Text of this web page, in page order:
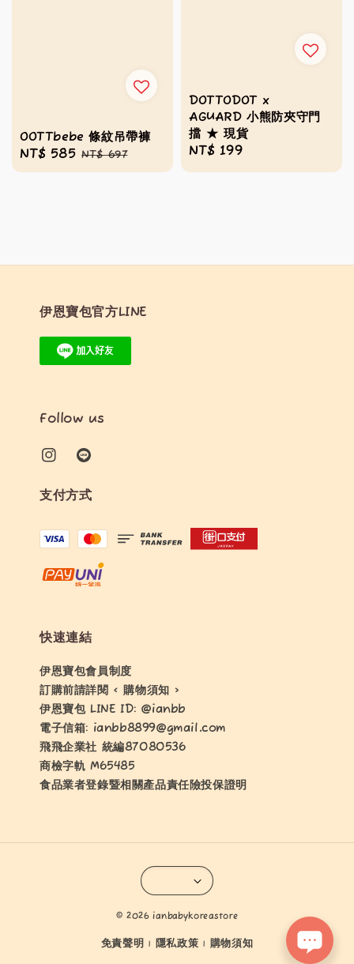
OOTTbebe 條紋吊帶褲
Sale
price
NT$ 585 Regular
price
NT$ 697
DOTTODOT x
AGUARD 小熊防夾守門
擋 ★ 現貨
Regular
price
NT$ 199
伊恩寶包官方LINE
Follow us
支付方式
快速連結
伊恩寶包會員制度
訂購前請詳閱 < 購物須知 >
伊恩寶包 LINE ID: @ianbb
電子信箱: ianbb8899@gmail.com
飛飛企業社 統編87080536
商檢字軌 M65485
食品業者登錄暨相關產品責任險投保證明
© 2026 ianbabykoreastore
免責聲明 | 隱私政策 | 購物須知